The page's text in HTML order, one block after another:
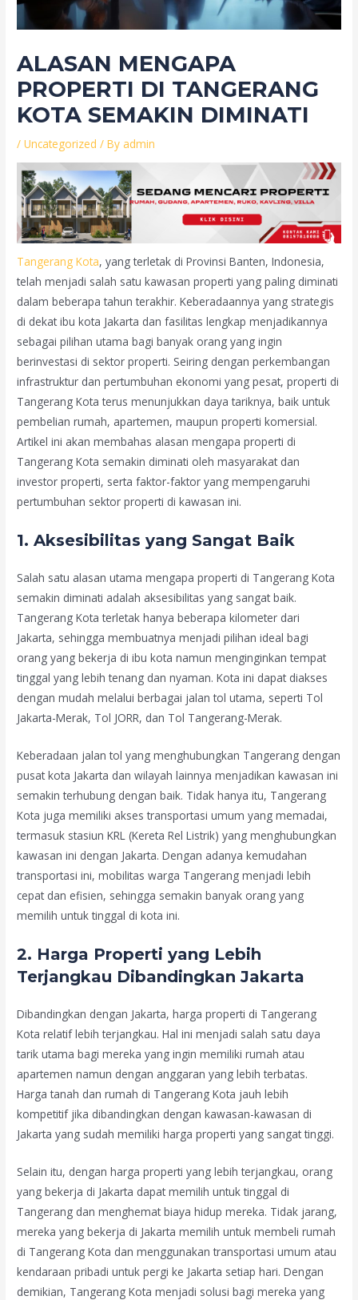
ALASAN MENGAPA
PROPERTI DI TANGERANG
KOTA SEMAKIN DIMINATI
/Uncategorized / By admin
Tangerang Kota, yang terletak di Provinsi Banten, Indonesia,
telah menjadi salah satu kawasan properti yang paling diminati
dalam beberapa tahun terakhir. Keberadaannya yang strategis
di dekat ibu kota Jakarta dan fasilitas lengkap menjadikannya
sebagai pilihan utama bagi banyak orang yang ingin
berinvestasi di sektor properti. Seiring dengan perkembangan
infrastruktur dan pertumbuhan ekonomi yang pesat, properti di
Tangerang Kota terus menunjukkan daya tariknya, baik untuk
pembelian rumah, apartemen, maupun properti komersial.
Artikel ini akan membahas alasan mengapa properti di
Tangerang Kota semakin diminati oleh masyarakat dan
investor properti, serta faktor-faktor yang mempengaruhi
pertumbuhan sektor properti di kawasan ini.
1.Aksesibilitas yang Sangat Baik
Salah satu alasan utama mengapa properti di Tangerang Kota
semakin diminati adalah aksesibilitas yang sangat baik.
Tangerang Kota terletak hanya beberapa kilometer dari
Jakarta, sehingga membuatnya menjadi pilihan ideal bagi
orang yang bekerja di ibu kota namun menginginkan tempat
tinggal yang lebih tenang dan nyaman. Kota ini dapat diakses
dengan mudah melalui berbagai jalan tol utama, seperti Tol
Jakarta-Merak, Tol JORR, dan Tol Tangerang-Merak.
Keberadaan jalan tol yang menghubungkan Tangerang dengan
pusat kota Jakarta dan wilayah lainnya menjadikan kawasan ini
semakin terhubung dengan baik. Tidak hanya itu, Tangerang
Kota juga memiliki akses transportasi umum yang memadai,
termasuk stasiun KRL (Kereta Rel Listrik) yang menghubungkan
kawasan ini dengan Jakarta. Dengan adanya kemudahan
transportasi ini, mobilitas warga Tangerang menjadi lebih
cepat dan efisien, sehingga semakin banyak orang yang
memilih untuk tinggal di kota ini.
2. Harga Properti yang Lebih
Terjangkau Dibandingkan Jakarta
Dibandingkan dengan Jakarta, harga properti di Tangerang
Kota relatif lebih terjangkau. Hal ini menjadi salah satu daya
tarik utama bagi mereka yang ingin memiliki rumah atau
apartemen namun dengan anggaran yang lebih terbatas.
Harga tanah dan rumah di Tangerang Kota jauh lebih
kompetitif jika dibandingkan dengan kawasan-kawasan di
Jakarta yang sudah memiliki harga properti yang sangat tinggi.
Selain itu, dengan harga properti yang lebih terjangkau, orang
yang bekerja di Jakarta dapat memilih untuk tinggal di
Tangerang dan menghemat biaya hidup mereka. Tidak jarang,
mereka yang bekerja di Jakarta memilih untuk membeli rumah
di Tangerang Kota dan menggunakan transportasi umum atau
kendaraan pribadi untuk pergi ke Jakarta setiap hari. Dengan
demikian, Tangerang Kota menjadi solusi bagi mereka yang